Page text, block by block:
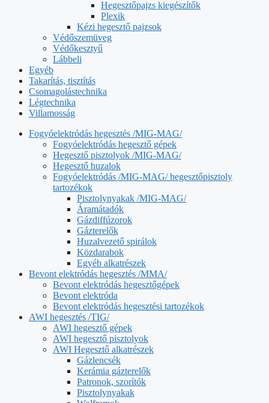
Hegesztőpajzs kiegészítők
Plexik
Kézi hegesztő pajzsok
Védőszemüveg
Védőkesztyű
Lábbeli
Egyéb
Takarítás, tisztítás
Csomagolástechnika
Légtechnika
Villamosság
Fogyóelektródás hegesztés /MIG-MAG/
Fogyóelektródás hegesztő gépek
Hegesztő pisztolyok /MIG-MAG/
Hegesztő huzalok
Fogyóelektródás /MIG-MAG/ hegesztőpisztoly
tartozékok
Pisztolynyakak /MIG-MAG/
Áramátadók
Gázdiffúzorok
Gázterelők
Huzalvezető spirálok
Közdarabok
Egyéb alkatrészek
Bevont elektródás hegesztés /MMA/
Bevont elektródás hegesztőgépek
Bevont elektróda
Bevont elektródás hegesztési tartozékok
AWI hegesztés /TIG/
AWI hegesztő gépek
AWI hegesztő pisztolyok
AWI Hegesztő alkatrészek
Gázlencsék
Kerámia gázterelők
Patronok, szorítók
Pisztolynyakak